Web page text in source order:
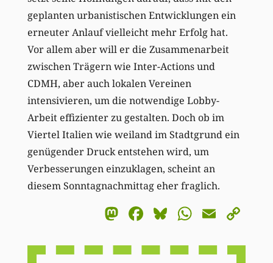
geplanten urbanistischen Entwicklungen ein
erneuter Anlauf vielleicht mehr Erfolg hat.
Vor allem aber will er die Zusammenarbeit
zwischen Trägern wie Inter-Actions und
CDMH, aber auch lokalen Vereinen
intensivieren, um die notwendige Lobby-
Arbeit effizienter zu gestalten. Doch ob im
Viertel Italien wie weiland im Stadtgrund ein
genügender Druck entstehen wird, um
Verbesserungen einzuklagen, scheint an
diesem Sonntagnachmittag eher fraglich.
Mastodon
Facebook
BlueskyEmail